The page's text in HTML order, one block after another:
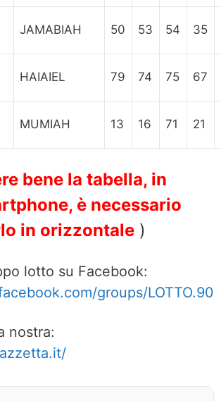
JAMABIAH 50 53 54 35
HAIAIEL 79 74 75 67
MUMIAH 13 16 71 21
bene la tabella, in
è necessario
in orizzontale )
lotto su Facebook:
groups/LOTTO.90
nostra: